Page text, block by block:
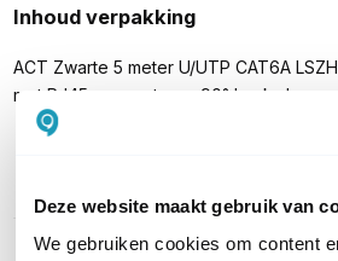
Deze website maakt gebruik van
We gebruiken cookies om content
Inhoud verpakking
ACT Zwarte 5 meter U/UTP CAT6A
met RJ45 connectoren 90° haaks boven
PRODUCT DETAILS
Merk ACT